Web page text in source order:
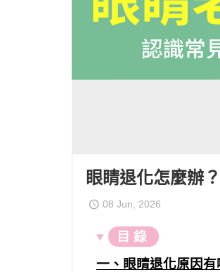
眼睛退化怎麼辦
08 Jun, 2026
目 錄
一、眼睛退化原因